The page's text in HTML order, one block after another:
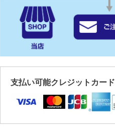
支払い可能クレジットカード